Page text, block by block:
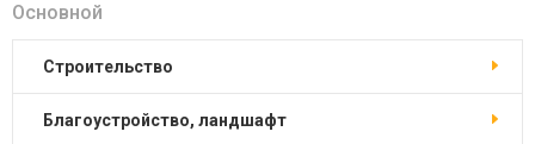
Основной
строительство
благоустройство, ландшафт